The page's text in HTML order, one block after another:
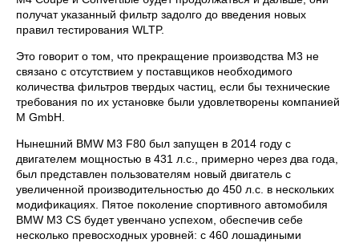
получат указанный фильтр задолго до введения новых
правил тестирования WLTP.
Это говорит о том, что прекращение производства M3 не
связано с отсутствием у поставщиков необходимого
количества фильтров твердых частиц, если бы технические
требования по их установке были удовлетворены компанией
M GmbH.
Нынешний BMW M3 F80 был запущен в 2014 году с
двигателем мощностью в 431 л.с., примерно через два года,
был представлен пользователям новый двигатель с
увеличенной производительностью до 450 л.с. в нескольких
модификациях. Пятое поколение спортивного автомобиля
BMW M3 CS будет увенчано успехом, обеспечив себе
несколько превосходных уровней: с 460 лошадиными